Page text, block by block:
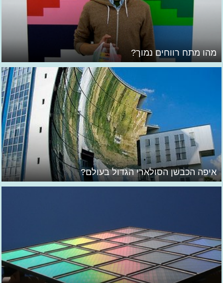
מהו מתח רווחים נמוך?
איפה הכבשן הסולארי הגדול בעולם?